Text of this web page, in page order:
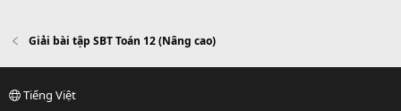
Giải bài tập SBT Toán 12 (Nâng cao)
Tiếng Việt